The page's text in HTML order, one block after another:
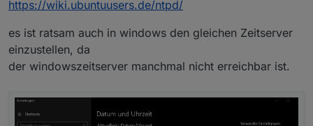
https://wiki.ubuntuusers.de/ntpd/
es ist ratsam auch in windows den gleichen Zeitserver
einzustellen, da
der windowszeitserver manchmal nicht erreichbar ist.